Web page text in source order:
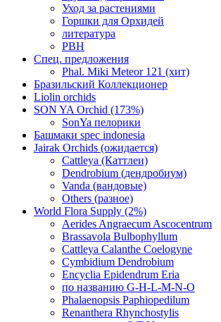
Уход за растениями
Горшки для Орхидей
литература
РВН
Спец. предложения
Phal. Miki Meteor 121 (хит)
Бразильский Коллекционер
Liolin orchids
SON YA Orchid (173%)
SonYa пелорики
Башмаки spec indonesia
Jairak Orchids (ожидается)
Cattleya (Каттлеи)
Dendrobium (дендробиум)
Vanda (вандовые)
Others (разное)
World Flora Supply (2%)
Aerides Angraecum Ascocentrum
Brassavola Bulbophyllum
Cattleya Calanthe Coelogyne
Cymbidium Dendrobium
Encyclia Epidendrum Eria
по названию G-H-L-M-N-O
Phalaenopsis Paphiopedilum
Renanthera Rhynchostylis